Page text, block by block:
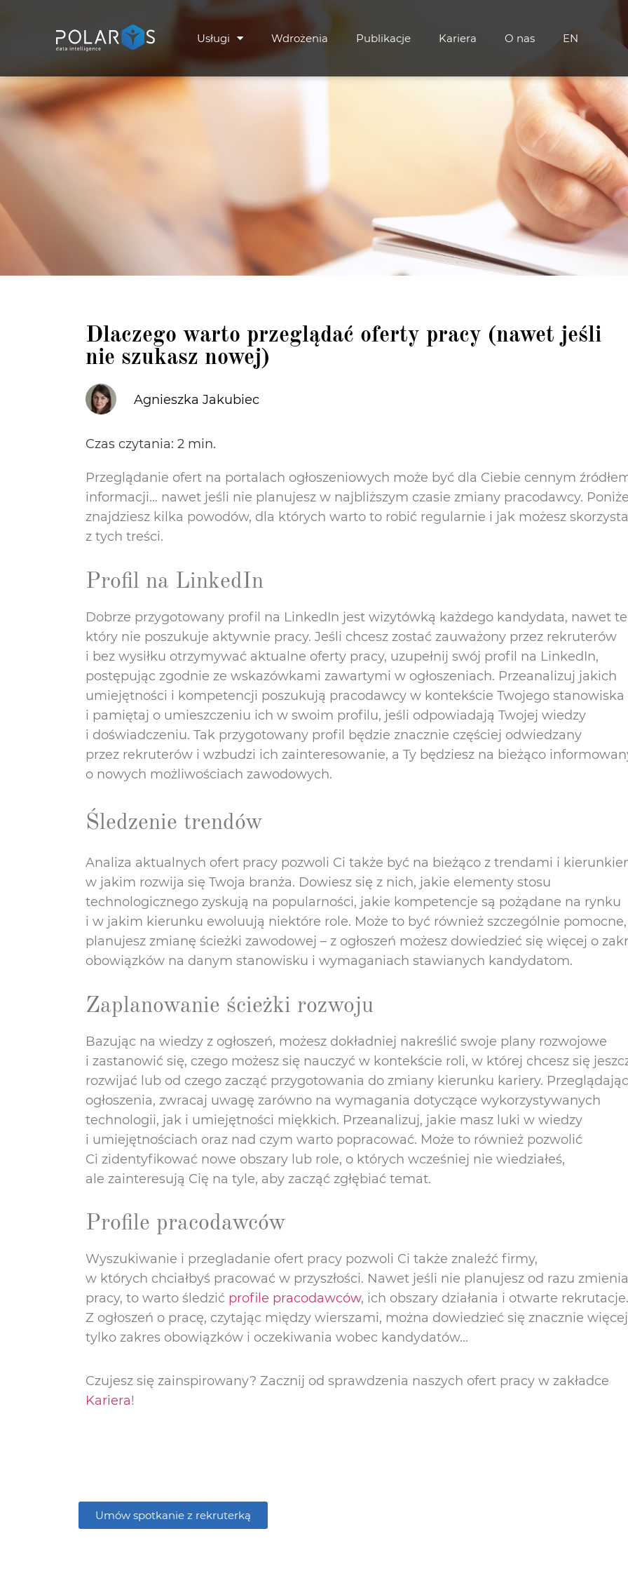
Usługi Wdrożenia Publikacje Kariera O nas EN
Dlaczego warto przeglądać oferty pracy (nawet jeśli
nie szukasz nowej)
Agnieszka Jakubiec
Czas czytania: 2 min.
Przeglądanie ofert na portalach ogłoszeniowych może być dla Ciebie cennym
informacji… nawet jeśli nie planujesz w najbliższym czasie zmiany pracodawcy.
znajdziesz kilka powodów, dla których warto to robić regularnie i jak możesz
z tych treści.
Profil na LinkedIn
Dobrze przygotowany profil na LinkedIn jest wizytówką każdego kandydata, nawet
który nie poszukuje aktywnie pracy. Jeśli chcesz zostać zauważony przez rekruterów
i bez wysiłku otrzymywać aktualne oferty pracy, uzupełnij swój profil na LinkedIn,
postępując zgodnie ze wskazówkami zawartymi w ogłoszeniach. Przeanalizuj jakich
umiejętności i kompetencji poszukują pracodawcy w kontekście Twojego stanowiska
i pamiętaj o umieszczeniu ich w swoim profilu, jeśli odpowiadają Twojej wiedzy
i doświadczeniu. Tak przygotowany profil będzie znacznie częściej odwiedzany
przez rekruterów i wzbudzi ich zainteresowanie, a Ty będziesz na bieżąco
o nowych możliwościach zawodowych.
Śledzenie trendów
Analiza aktualnych ofert pracy pozwoli Ci także być na bieżąco z trendami i
w jakim rozwija się Twoja branża. Dowiesz się z nich, jakie elementy stosu
technologicznego zyskują na popularności, jakie kompetencje są pożądane na rynku
i w jakim kierunku ewoluują niektóre role. Może to być również szczególnie
planujesz zmianę ścieżki zawodowej – z ogłoszeń możesz dowiedzieć się więcej o
obowiązków na danym stanowisku i wymaganiach stawianych kandydatom.
Zaplanowanie ścieżki rozwoju
Bazując na wiedzy z ogłoszeń, możesz dokładniej nakreślić swoje plany rozwojowe
i zastanowić się, czego możesz się nauczyć w kontekście roli, w której chcesz się
rozwijać lub od czego zacząć przygotowania do zmiany kierunku kariery. Przeglądając
ogłoszenia, zwracaj uwagę zarówno na wymagania dotyczące wykorzystywanych
technologii, jak i umiejętności miękkich. Przeanalizuj, jakie masz luki w wiedzy
i umiejętnościach oraz nad czym warto popracować. Może to również pozwolić
Ci zidentyfikować nowe obszary lub role, o których wcześniej nie wiedziałeś,
ale zainteresują Cię na tyle, aby zacząć zgłębiać temat.
Profile pracodawców
Wyszukiwanie i przegladanie ofert pracy pozwoli Ci także znaleźć firmy,
w których chciałbyś pracować w przyszłości. Nawet jeśli nie planujesz od razu
pracy, to warto śledzić profile pracodawców, ich obszary działania i otwarte rekrutacje.
Z ogłoszeń o pracę, czytając między wierszami, można dowiedzieć się znacznie
tylko zakres obowiązków i oczekiwania wobec kandydatów…
Czujesz się zainspirowany? Zacznij od sprawdzenia naszych ofert pracy w zakładce
Kariera!
Umów spotkanie z rekruterką